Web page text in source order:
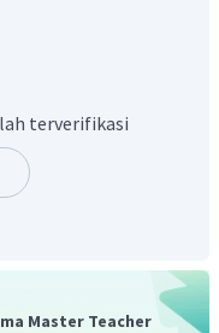
terverifikasi
Master Teacher